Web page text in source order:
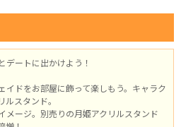
デートに出かけよう！
イドをお部屋に飾って楽しもう。キャラク
スタンド。
メージ。別売りの月姫アクリルスタンド